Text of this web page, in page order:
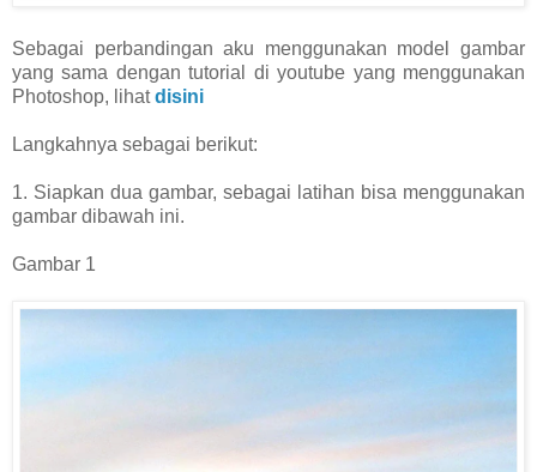
Sebagai perbandingan aku menggunakan model gambar
yang sama dengan tutorial di youtube yang menggunakan
Photoshop, lihatdisini
Langkahnya sebagai berikut:
1. Siapkan dua gambar, sebagai latihan bisa menggunakan
gambar dibawah ini.
Gambar 1